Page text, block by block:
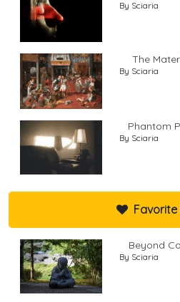
By Sciaria
The
By Sciaria
Phantom
By Sciaria
Favorite
Beyond
By Sciaria